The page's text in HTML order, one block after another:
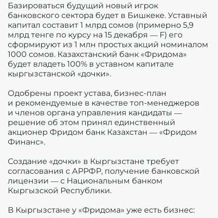
Базироваться будущий новый игрок
банковского сектора будет в Бишкеке. Уставный
капитал составит 1 млрд сомов (примерно 5,9
млрд тенге по курсу на 15 декабря — F) его
сформируют из 1 млн простых акций номиналом
1000 сомов. Казахстанский банк «Фридома»
будет владеть 100% в уставном капитале
кыргызстанской «дочки».
Одобрены проект устава, бизнес-план
и рекомендуемые в качестве топ-менеджеров
и членов органа управления кандидаты —
решение об этом принял единственный
акционер Фридом банк Казахстан — «Фридом
Финанс».
Создание «дочки» в Кыргызстане требует
согласования с АРРФР, получение банковской
лицензии — с Национальным банком
Кыргызской Республики.
В Кыргызстане у «Фридома» уже есть бизнес: